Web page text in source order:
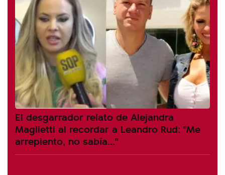
El desgarrador relato de Alejandra
Maglietti al recordar a Leandro Rud: "Me
arrepiento, no sabía..."